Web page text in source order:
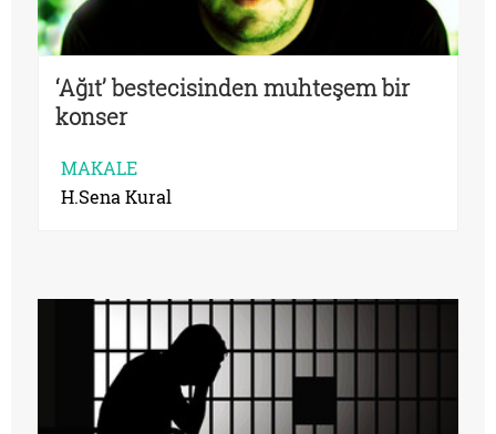
‘Ağıt’ bestecisinden muhteşem bir
konser
MAKALE
H.Sena Kural